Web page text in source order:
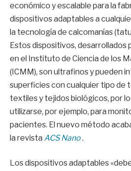
económico y escalable para la
dispositivos adaptables a
la tecnología de calcomanías
Estos dispositivos, desarrollados
en el Instituto de Ciencia de los
(ICMM), son ultrafinos y pueden
superficies con cualquier tipo de
textiles y tejidos biológicos, por
utilizarse, por ejemplo, para
pacientes. El nuevo método
la revista ACS Nano.
Los dispositivos adaptables